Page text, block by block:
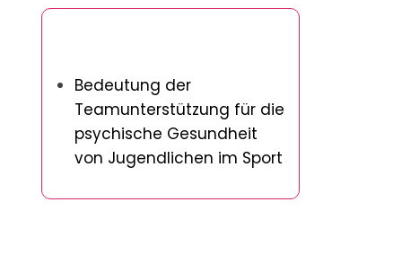
Bedeutung der
Teamunterstützung für die
psychische Gesundheit
von Jugendlichen im Sport